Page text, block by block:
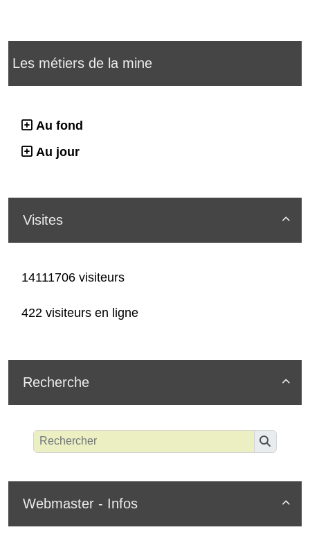
Les métiers de la mine
Au fond
Au jour

Visites
14111706 visiteurs
422 visiteurs en ligne

Recherche

Webmaster - Infos